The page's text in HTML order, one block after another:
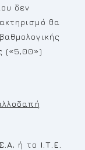
δεν
θα
(«5,00»)
, ή το Ι.Τ.Ε.